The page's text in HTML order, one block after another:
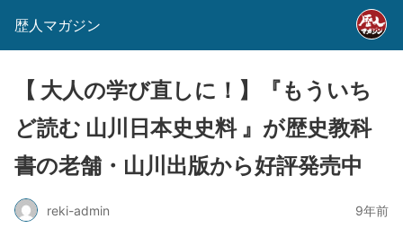
歴人マガジン
【 大人の学び直しに！】『もういち
ど読む 山川日本史史料 』が歴史教科
書の老舗・山川出版から好評発売中
reki-admin 9年前